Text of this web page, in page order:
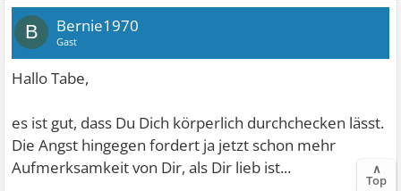
B Bernie1970
Gast
Hallo Tabe,
es ist gut, dass Du Dich körperlich durchchecken lässt.
Die Angst hingegen fordert ja jetzt schon mehr
Aufmerksamkeit von Dir, als Dir lieb ist...
∧
Top